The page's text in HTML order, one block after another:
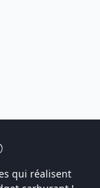
qui réalisent